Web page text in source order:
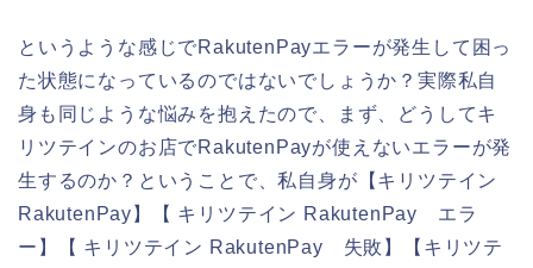
というような感じでRakutenPayエラーが発生して困っ
た状態になっているのではないでしょうか？実際私自
身も同じような悩みを抱えたので、まず、どうしてキ
リツテインのお店でRakutenPayが使えないエラーが発
生するのか？ということで、私自身が【キリツテイン
RakutenPay】【 キリツテイン RakutenPay エラ
ー】【 キリツテイン RakutenPay 失敗】【キリツテ